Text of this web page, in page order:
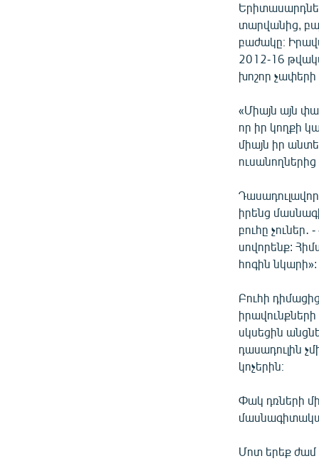
տարվանից,
բաժակը։
2012-16
խոշոր չափերի
«Միայն այն
որ իր կողքի
միայն իր
ուսանողներից
Դասադուլավոր
իրենց
բուհը
սովորենք:
հոգին նկարի»:
Բուհի
սկսեցին
դասադուլին
կոչերին։
Փակ դռների
Մոտ երեք ժամ